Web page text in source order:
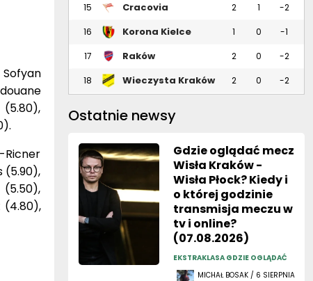
Sofyan
(5.80),
(5.90),
(5.50),
(4.80),
15 Cracovia 2 1 -2
16 Korona Kielce 1 0 -1
17
Raków
2 0 -2
18 Wieczysta Kraków 2 0 -2
Ostatnie newsy
Gdzie oglądać mecz
Wisła Kraków -
Wisła Płock? Kiedy i
o której godzinie
transmisja meczu w
tv i online?
(07.08.2026)
EKSTRAKLASA GDZIE OGLĄDAĆ
MICHAŁ BOSAK / 6 SIERPNIA